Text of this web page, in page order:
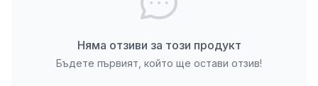
пирон за равно и стабилно закрепване преди
полагане на армиращата мрежа и финишната
Няма отзиви за този продукт
Бъдете първият, който ще остави отзив!